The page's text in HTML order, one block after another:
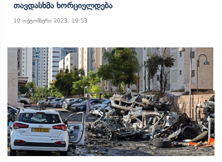
Თავდასხმა Ხორციელდება
10 ოქტომბერი 2023, 19:53